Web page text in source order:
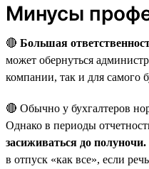
Минусы
🔴 Большая
может обернуться
компании, так и для самого
🔴 Обычно у бухгалтеров
Однако в периоды
засиживаться до полуночи.
в отпуск «как все», если